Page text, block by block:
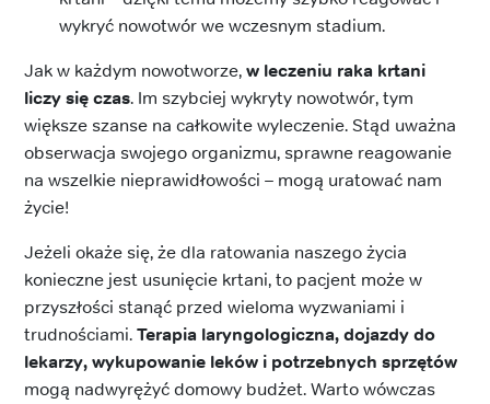
wykryć nowotwór we wczesnym stadium.
Jak w każdym nowotworze,w leczeniu raka krtani
liczy się czas. Im szybciej wykryty nowotwór, tym
większe szanse na całkowite wyleczenie. Stąd uważna
obserwacja swojego organizmu, sprawne reagowanie
na wszelkie nieprawidłowości – mogą uratować nam
życie!
Jeżeli okaże się, że dla ratowania naszego życia
konieczne jest usunięcie krtani, to pacjent może w
przyszłości stanąć przed wieloma wyzwaniami i
trudnościami.Terapia laryngologiczna, dojazdy do
lekarzy, wykupowanie leków i potrzebnych sprzętów
mogą nadwyrężyć domowy budżet. Warto wówczas